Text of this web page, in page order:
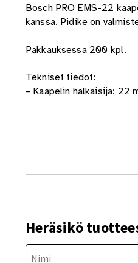
Bosch PRO EMS-22
kanssa. Pidike on
Pakkauksessa 200 kpl.
Tekniset tiedot:
– Kaapelin halkaisija: 22
Heräsikö